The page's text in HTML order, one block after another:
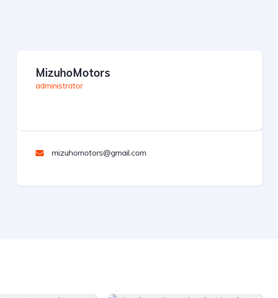
MizuhoMotors
administrator
mizuhomotors@gmail.com